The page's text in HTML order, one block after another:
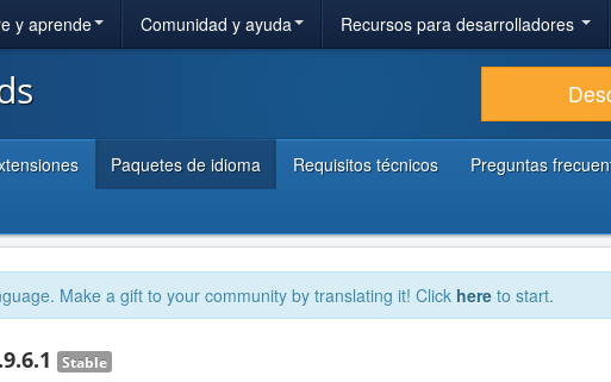
y aprende Comunidad y ayuda Recursos para desarrolladores
Paquetes de idioma Requisitos técnicos Preguntas
Make a gift to your community by translating it! Click here to start.
Stable